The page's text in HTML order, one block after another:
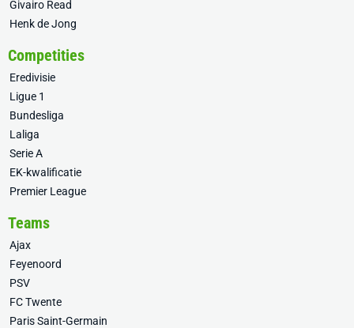
Givairo Read
Henk de Jong
Competities
Eredivisie
Ligue 1
Bundesliga
Laliga
Serie A
EK-kwalificatie
Premier League
Teams
Ajax
Feyenoord
PSV
FC Twente
Paris Saint-Germain